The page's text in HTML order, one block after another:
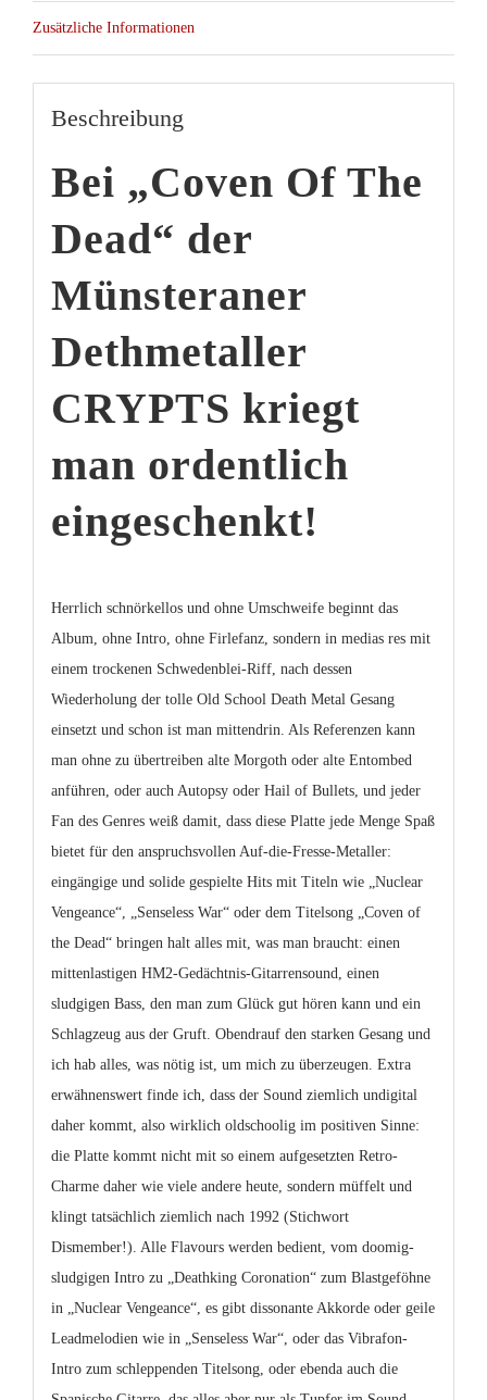
Zusätzliche Informationen
Beschreibung
Bei „Coven Of The
Dead“ der
Münsteraner
Dethmetaller
CRYPTS kriegt
man ordentlich
eingeschenkt!
Herrlich schnörkellos und ohne Umschweife beginnt das
Album, ohne Intro, ohne Firlefanz, sondern in medias res mit
einem trockenen Schwedenblei-Riff, nach dessen
Wiederholung der tolle Old School Death Metal Gesang
einsetzt und schon ist man mittendrin. Als Referenzen kann
man ohne zu übertreiben alte Morgoth oder alte Entombed
anführen, oder auch Autopsy oder Hail of Bullets, und jeder
Fan des Genres weiß damit, dass diese Platte jede Menge Spaß
bietet für den anspruchsvollen Auf-die-Fresse-Metaller:
eingängige und solide gespielte Hits mit Titeln wie „Nuclear
Vengeance“, „Senseless War“ oder dem Titelsong „Coven of
the Dead“ bringen halt alles mit, was man braucht: einen
mittenlastigen HM2-Gedächtnis-Gitarrensound, einen
sludgigen Bass, den man zum Glück gut hören kann und ein
Schlagzeug aus der Gruft. Obendrauf den starken Gesang und
ich hab alles, was nötig ist, um mich zu überzeugen. Extra
erwähnenswert finde ich, dass der Sound ziemlich undigital
daher kommt, also wirklich oldschoolig im positiven Sinne:
die Platte kommt nicht mit so einem aufgesetzten Retro-
Charme daher wie viele andere heute, sondern müffelt und
klingt tatsächlich ziemlich nach 1992 (Stichwort
Dismember!). Alle Flavours werden bedient, vom doomig-
sludgigen Intro zu „Deathking Coronation“ zum Blastgeföhne
in „Nuclear Vengeance“, es gibt dissonante Akkorde oder geile
Leadmelodien wie in „Senseless War“, oder das Vibrafon-
Intro zum schleppenden Titelsong, oder ebenda auch die